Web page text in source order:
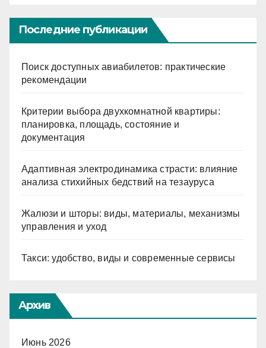
Последние публикации
Поиск доступных авиабилетов: практические
рекомендации
Критерии выбора двухкомнатной квартиры:
планировка, площадь, состояние и
документация
Адаптивная электродинамика страсти: влияние
анализа стихийных бедствий на тезауруса
Жалюзи и шторы: виды, материалы, механизмы
управления и уход
Такси: удобство, виды и современные сервисы
Архив
Июнь 2026